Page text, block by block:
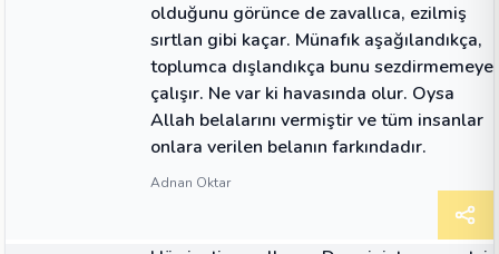
olduğunu görünce de zavallıca, ezilmiş
sırtlan gibi kaçar. Münafık aşağılandıkça,
toplumca dışlandıkça bunu sezdirmemeye
çalışır. Ne var ki havasında olur. Oysa
Allah belalarını vermiştir ve tüm insanlar
onlara verilen belanın farkındadır.
Adnan Oktar